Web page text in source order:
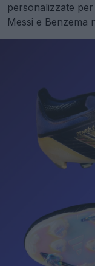
personalizzate
Messi e Benzema